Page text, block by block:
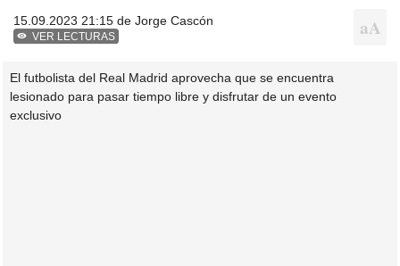
15.09.2023 21:15 de Jorge Cascón
VER LECTURAS
El futbolista del Real Madrid aprovecha que se encuentra
lesionado para pasar tiempo libre y disfrutar de un evento
exclusivo